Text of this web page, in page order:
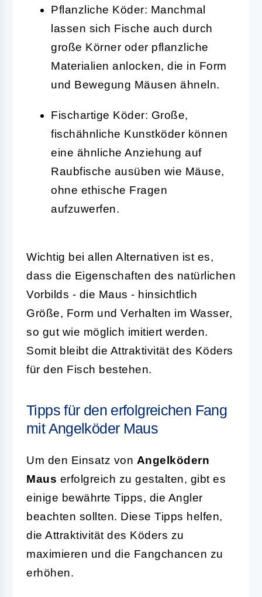
Pflanzliche Köder: Manchmal
lassen sich Fische auch durch
große Körner oder pflanzliche
Materialien anlocken, die in Form
und Bewegung Mäusen ähneln.
Fischartige Köder: Große,
fischähnliche Kunstköder können
eine ähnliche Anziehung auf
Raubfische ausüben wie Mäuse,
ohne ethische Fragen
aufzuwerfen.
Wichtig bei allen Alternativen ist es,
dass die Eigenschaften des natürlichen
Vorbilds - die Maus - hinsichtlich
Größe, Form und Verhalten im Wasser,
so gut wie möglich imitiert werden.
Somit bleibt die Attraktivität des Köders
für den Fisch bestehen.
Tipps für den erfolgreichen Fang
mit Angelköder Maus
Um den Einsatz von Angelködern
Maus erfolgreich zu gestalten, gibt es
einige bewährte Tipps, die Angler
beachten sollten. Diese Tipps helfen,
die Attraktivität des Köders zu
maximieren und die Fangchancen zu
erhöhen.